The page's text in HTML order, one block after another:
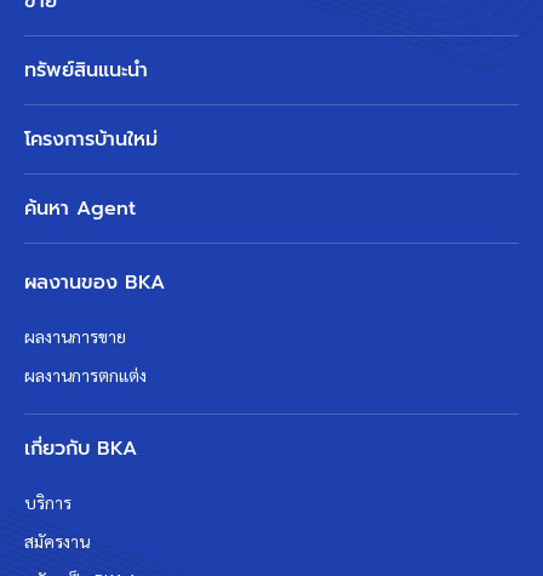
ทรัพย์สินแนะนำ
โครงการบ้านใหม่
ค้นหา Agent
ผลงานของ BKA
ผลงานการขาย
ผลงานการตกแต่ง
เกี่ยวกับ BKA
บริการ
สมัครงาน